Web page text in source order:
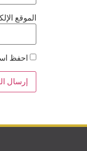
الموقع
احفظ